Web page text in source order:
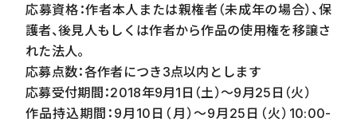
応募資格：作者本人または親権者（未成年の場合）、保
護者、後見人もしくは作者から作品の使用権を移譲さ
れた法人。
応募点数：各作者につき 3点以内とします
応募受付期間：2018年9月1 日（土）～9月25 日（火）
作品持込期間： 9月 10 日（月）～9月 25 日（火） 10:00-